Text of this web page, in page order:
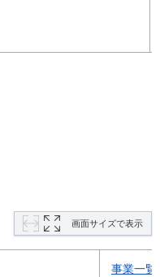
画面サイズで表示
事業一覧